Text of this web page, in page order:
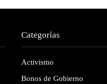
Categorías
Activismo
Bonos de Gobierno